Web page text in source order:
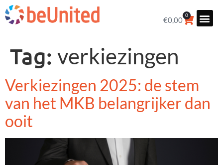
€0,00
0
Tag: verkiezingen
Verkiezingen 2025: de stem
van het MKB belangrijker dan
ooit